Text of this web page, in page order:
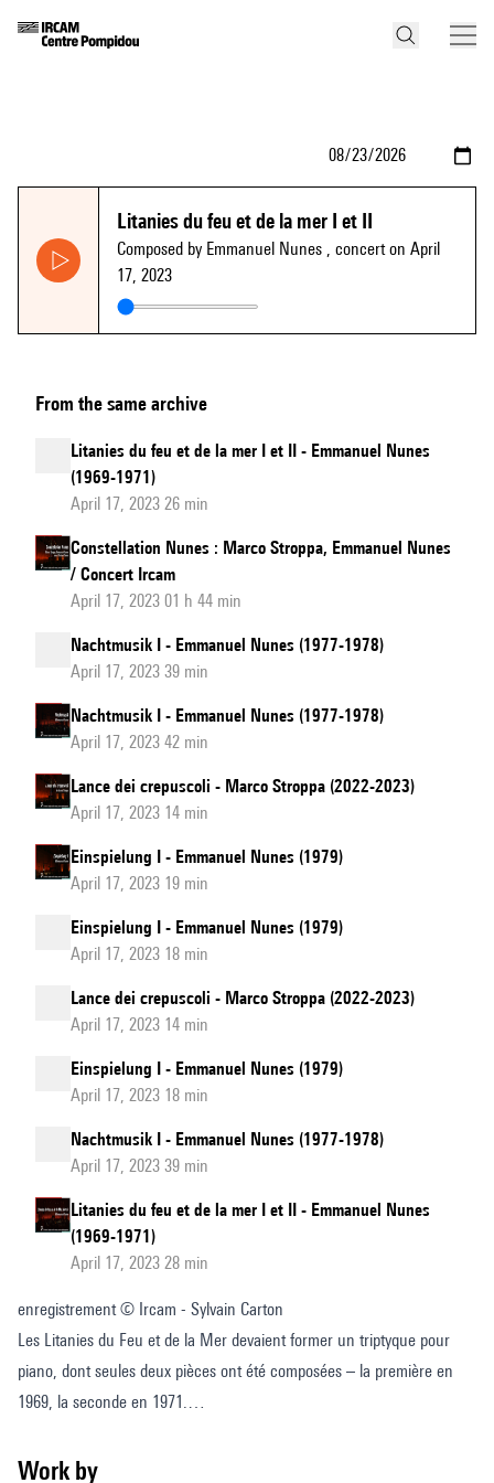
Litanies du feu et de la mer I et II
Composed by Emmanuel Nunes , concert on April
17, 2023
From the same archive
Litanies du feu et de la mer I et II - Emmanuel Nunes
(1969-1971)
April 17, 2023 26 min
Constellation Nunes : Marco Stroppa, Emmanuel Nunes
/ Concert Ircam
April 17, 2023 01 h 44 min
Nachtmusik I - Emmanuel Nunes (1977-1978)
April 17, 2023 39 min
Nachtmusik I - Emmanuel Nunes (1977-1978)
April 17, 2023 42 min
Lance dei crepuscoli - Marco Stroppa (2022-2023)
April 17, 2023 14 min
Einspielung I - Emmanuel Nunes (1979)
April 17, 2023 19 min
Einspielung I - Emmanuel Nunes (1979)
April 17, 2023 18 min
Lance dei crepuscoli - Marco Stroppa (2022-2023)
April 17, 2023 14 min
Einspielung I - Emmanuel Nunes (1979)
April 17, 2023 18 min
Nachtmusik I - Emmanuel Nunes (1977-1978)
April 17, 2023 39 min
Litanies du feu et de la mer I et II - Emmanuel Nunes
(1969-1971)
April 17, 2023 28 min
enregistrement © Ircam - Sylvain Carton
Les Litanies du Feu et de la Mer devaient former un triptyque pour
piano, dont seules deux pièces ont été composées – la première en
1969, la seconde en 1971.
exclusif» fondé sur cinq notes: si bémol, ré, mi, sol, la, dont les
Work by